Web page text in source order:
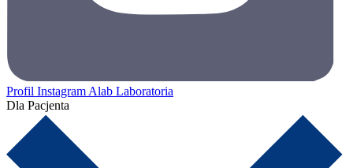
Profil Instagram Alab Laboratoria
Dla Pacjenta